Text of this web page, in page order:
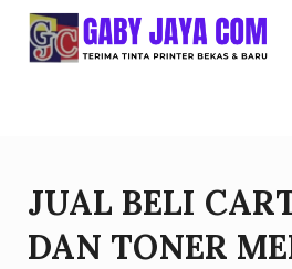
Skip
JUAL BELI
DAN TONER